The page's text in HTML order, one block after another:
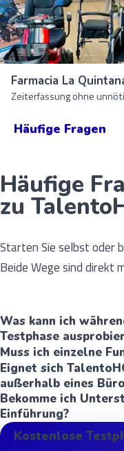
Farmacia La
Zeiterfassung ohne
Häufige Fragen
Häufige
zu
Starten Sie selbst oder
Beide Wege sind direkt
Was kann ich
Testphase
Muss ich einzelne
Eignet sich
außerhalb eines
Bekomme ich
Einführung?
Kostenlose